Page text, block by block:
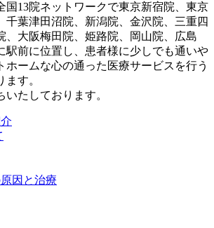
国13院ネットワークで東京新宿院、東京
千葉津田沼院、新潟院、金沢院、三重四
、大阪梅田院、姫路院、岡山院、広島
駅前に位置し、患者様に少しでも通いや
ホームな心の通った医療サービスを行う
す。
たしております。
因と治療